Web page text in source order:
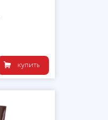
купить